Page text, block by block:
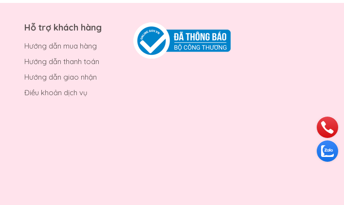
Hỗ trợ khách hàng
Hướng dẫn mua hàng
Hướng dẫn thanh toán
Hướng dẫn giao nhận
Điều khoản dịch vụ